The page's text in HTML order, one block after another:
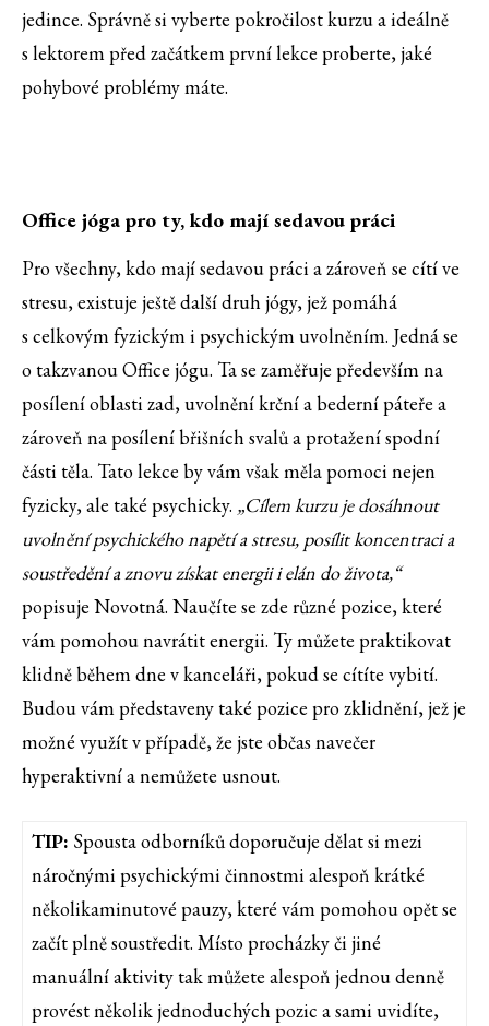
jedince. Správně si vyberte pokročilost kurzu a ideálně
s lektorem před začátkem první lekce proberte, jaké
pohybové problémy máte.
Office jóga pro ty, kdo mají sedavou práci
Pro všechny, kdo mají sedavou práci a zároveň se cítí ve
stresu, existuje ještě další druh jógy, jež pomáhá
s celkovým fyzickým i psychickým uvolněním. Jedná se
o takzvanou Office jógu. Ta se zaměřuje především na
posílení oblasti zad, uvolnění krční a bederní páteře a
zároveň na posílení břišních svalů a protažení spodní
části těla. Tato lekce by vám však měla pomoci nejen
fyzicky, ale také psychicky. „Cílem kurzu je dosáhnout
uvolnění psychického napětí a stresu, posílit koncentraci a
soustředění a znovu získat energii i elán do života,“
popisuje Novotná. Naučíte se zde různé pozice, které
vám pomohou navrátit energii. Ty můžete praktikovat
klidně během dne v kanceláři, pokud se cítíte vybití.
Budou vám představeny také pozice pro zklidnění, jež je
možné využít v případě, že jste občas navečer
hyperaktivní a nemůžete usnout.
TIP: Spousta odborníků doporučuje dělat si mezi
náročnými psychickými činnostmi alespoň krátké
několikaminutové pauzy, které vám pomohou opět se
začít plně soustředit. Místo procházky či jiné
manuální aktivity tak můžete alespoň jednou denně
provést několik jednoduchých pozic a sami uvidíte,